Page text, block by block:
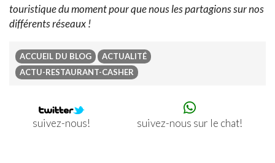
touristique du moment pour que nous les partagions sur nos
différents réseaux !
ACCUEIL DU BLOG
ACTUALITÉ
ACTU-RESTAURANT-CASHER
suivez-nous! suivez-nous sur le chat!